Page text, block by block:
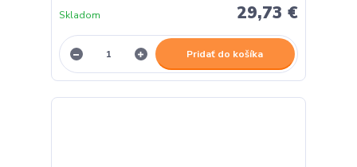
29,73 €
Skladom
Pridať do košíka